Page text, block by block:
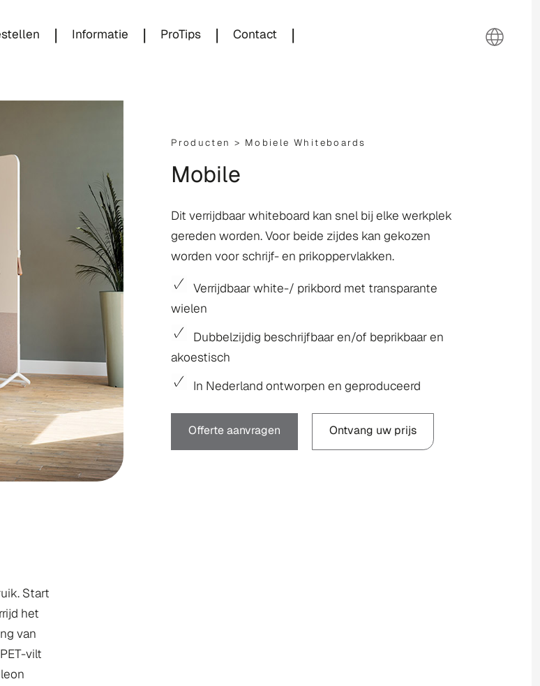
| Informatie | ProTips | Contact |
Producten > Mobiele Whiteboards
Mobile
Dit verrijdbaar whiteboard kan snel bij elke werkplek
gereden worden. Voor beide zijdes kan gekozen
worden voor schrijf- en prikoppervlakken.
Verrijdbaar white-/ prikbord met transparante
wielen
Dubbelzijdig beschrijfbaar en/of beprikbaar en
akoestisch
In Nederland ontworpen en geproduceerd
Offerte aanvragen Ontvang uw prijs
Start
het
van
vilt